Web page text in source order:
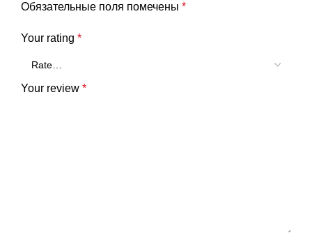
Обязательные поля помечены *
Your rating *
Your review *